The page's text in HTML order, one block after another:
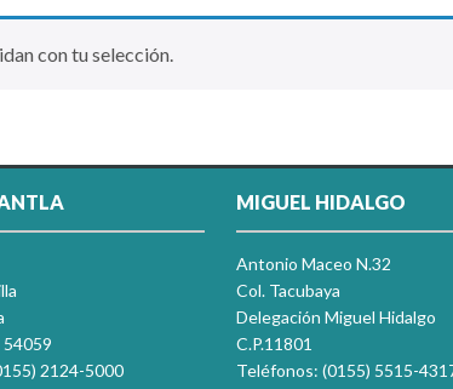
con tu selección.
54059
2124-5000
MIGUEL HIDALGO
Antonio Maceo N.32
Col. Tacubaya
Delegación Miguel Hidalgo
C.P.11801
Teléfonos: (0155) 5515-